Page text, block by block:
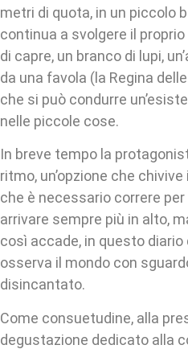
metri di quota, in un piccolo
continua a svolgere il
di capre, un branco di lupi,
da una favola (la Regina
che si può condurre
nelle piccole cose.
In breve tempo la
ritmo, un’opzione che
che è necessario correre
arrivare sempre più in alto,
così accade, in questo
osserva il mondo con
disincantato.
Come consuetudine, alla
degustazione dedicato alla